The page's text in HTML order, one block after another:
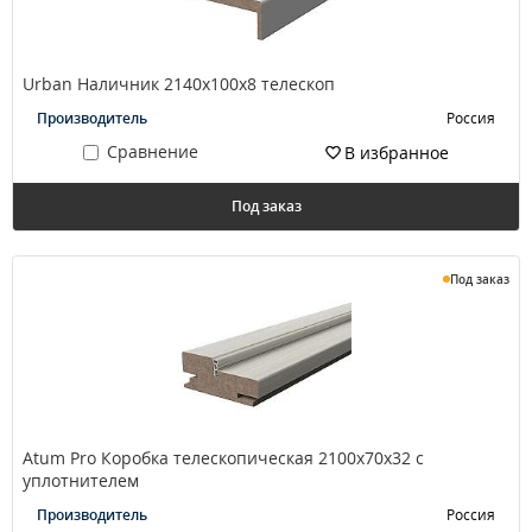
Urban Наличник 2140х100х8 телескоп
Производитель Россия
Сравнение В избранное
Под заказ
Под заказ
Atum Pro Коробка телескопическая 2100х70х32 с
уплотнителем
Производитель Россия